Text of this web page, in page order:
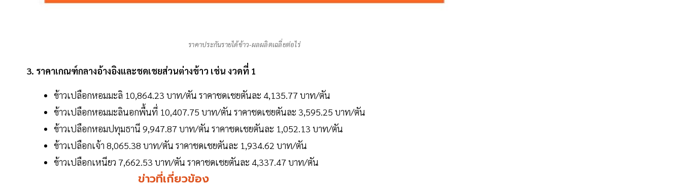
ราคาประกันรายได้ข้าว-ผลผลิตเฉลี่ยต่อไร่
3. ราคาเกณฑ์กลางอ้างอิงและชดเชยส่วนต่างข้าว เช่น งวดที่ 1
ข้าวเปลือกหอมมะลิ 10,864.23 บาท/ตัน ราคาชดเชยตันละ 4,135.77 บาท/ตัน
ข้าวเปลือกหอมมะลินอกพื้นที่ 10,407.75 บาท/ตัน ราคาชดเชยตันละ 3,595.25 บาท/ตัน
ข้าวเปลือกหอมปทุมธานี 9,947.87 บาท/ตัน ราคาชดเชยตันละ 1,052.13 บาท/ตัน
ข้าวเปลือกเจ้า 8,065.38 บาท/ตัน ราคาชดเชยตันละ 1,934.62 บาท/ตัน
ข้าวเปลือกเหนียว 7,662.53 บาท/ตัน ราคาชดเชยตันละ 4,337.47 บาท/ตัน
ข่าวที่เกี่ยวข้อง